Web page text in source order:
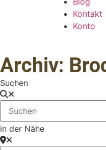
Kontakt
Konto
Archiv:
Suchen
in der Nähe